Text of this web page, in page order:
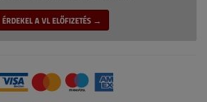
ÉRDEKEL A VL ELŐFIZETÉS →